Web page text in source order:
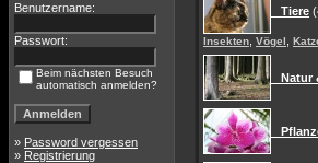
Benutzername:
Passwort:
Beim nächsten Besuch
automatisch anmelden?
» Password vergessen
» Registrierung
Tiere
Insekten Vögel
Natur